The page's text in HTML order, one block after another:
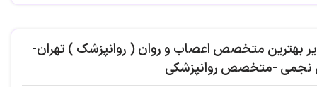
بهترین متخصص اعصاب و روان ( روانپزشک ) تهران-
نجمی -متخصص روانپزشکی